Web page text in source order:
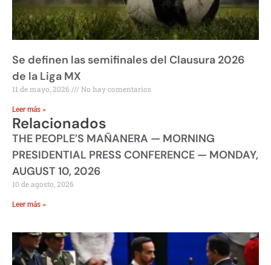
Se definen las semifinales del Clausura 2026
de la Liga MX
11 de mayo, 2026 No hay comentarios
Leer más »
Relacionados
THE PEOPLE’S MAÑANERA — MORNING
PRESIDENTIAL PRESS CONFERENCE — MONDAY,
AUGUST 10, 2026
10 de agosto, 2026
Leer más »